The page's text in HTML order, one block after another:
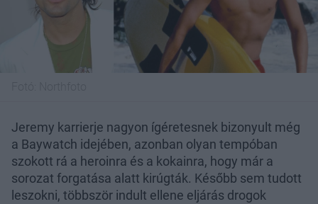
Jeremy karrierje nagyon ígéretesnek bizonyult még
a Baywatch idejében, azonban olyan tempóban
szokott rá a heroinra és a kokainra, hogy már a
sorozat forgatása alatt kirúgták. Később sem tudott
leszokni, többször indult ellene eljárás drogok